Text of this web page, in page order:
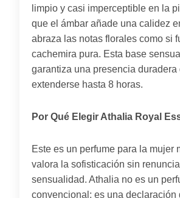
limpio y casi imperceptible en la
que el ámbar añade una calidez
abraza las notas florales como si
cachemira pura. Esta base
garantiza una presencia duradera
extenderse hasta 8 horas.
Por Qué Elegir Athalia Royal
Este es un perfume para la mujer
valora la sofisticación sin
sensualidad. Athalia no es un
convencional; es una declaración